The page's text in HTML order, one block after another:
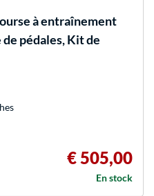
à entraînement
pédales, Kit de
€ 505,00
En stock